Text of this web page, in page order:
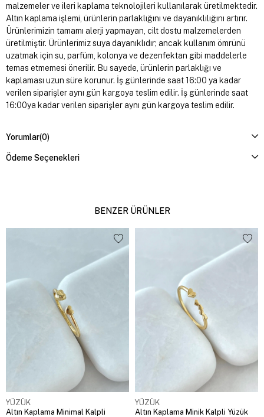
malzemeler ve ileri kaplama teknolojileri kullanılarak üretilmektedir.
Altın kaplama işlemi, ürünlerin parlaklığını ve dayanıklılığını artırır.
Ürünlerimizin tamamı alerji yapmayan, cilt dostu malzemelerden
üretilmiştir. Ürünlerimiz suya dayanıklıdır; ancak kullanım ömrünü
uzatmak için su, parfüm, kolonya ve dezenfektan gibi maddelerle
temas etmemesi önerilir. Bu sayede, ürünlerin parlaklığı ve
kaplaması uzun süre korunur. İş günlerinde saat 16:00 ya kadar
verilen siparişler aynı gün kargoya teslim edilir. İş günlerinde saat
16:00ya kadar verilen siparişler aynı gün kargoya teslim edilir.
Yorumlar(0)
Ödeme Seçenekleri
BENZER ÜRÜNLER
YÜZÜK
Altın Kaplama Minimal Kalpli
YÜZÜK
Altın Kaplama Minik Kalpli Yüzük